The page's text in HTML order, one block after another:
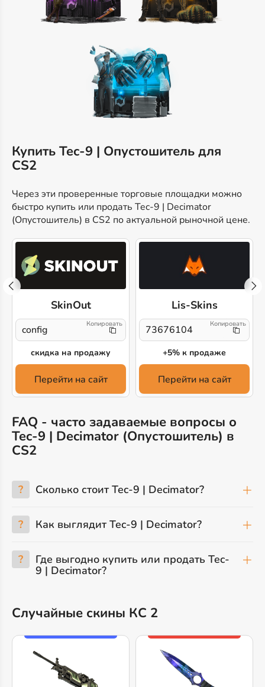
Купить Tec-9 | Опустошитель для
CS2
Через эти проверенные торговые площадки можно
быстро купить или продать Tec-9 | Decimator
(Опустошитель) в CS2 по актуальной рыночной цене.
SkinOut
config
скидка на продажу
Перейти на сайт
Lis-Skins
73676104
+5% к продаже
Перейти на сайт
FAQ - часто задаваемые вопросы о
Tec-9 | Decimator (Опустошитель) в
CS2
? Сколько стоит Tec-9 | Decimator?
? Как выглядит Tec-9 | Decimator?
? Где выгодно купить или продать Tec-
9 | Decimator?
Случайные скины КС 2